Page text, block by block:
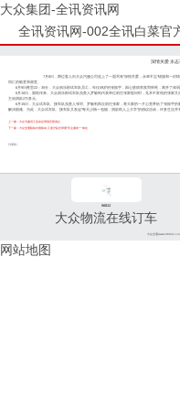
大众集团-全讯资讯网
全讯资讯网-002全讯白菜官
深情关爱 永
7月8日，两位客人向大众汽服公司送上了一面写有“深情关爱，永辈不忘”锦旗和一封
同仁的敬意和谢意。
6月9日夜里22：30分，大众俱乐部试车队员工，年仅49岁的张振宇，因心脏病突发而猝死，离开了体弱
6月10日，噩耗传来。大众俱乐部试车队负责人罗敏利代表单位前往张家慰问时，见本不富裕的张家又
主动捐款2万多元。
6月15日，大众试车队、接车队负责人张羽、罗敏利再次前往张家，将大家的一片心意带给了张振宇的
解决困难。为此，大众试车队、接车队又发起“每天少抽一包烟，捐款助人上大学”的倡议活动，许多生活
上一篇：大众汽服员工业余足球俱乐部成立
下一篇：大众交通联袂中国移动 江浙沪皖全球通“车主服务”一体化
分享到：
96811
大众物流在线订车
大众交通
网站地图